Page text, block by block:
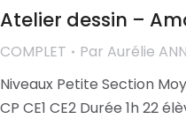
Atelier dessin –
COMPLET Par Aurélie
Niveaux Petite Section
CP CE1 CE2 Durée 1h 22